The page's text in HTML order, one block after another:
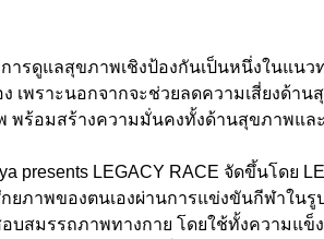
ารดูแลสุขภาพเชิงป้องกันเป็นหนึ่งในแน
เพราะนอกจากจะช่วยลดความเสี่ยงด้า
พร้อมสร้างความมั่นคงทั้งด้านสุขภาพและ
presents LEGACY RACE จัดขึ้นโดย
ยภาพของตนเองผ่านการแข่งขันกีฬาในรู
บสมรรถภาพทางกาย โดยใช้ทั้งความแข็